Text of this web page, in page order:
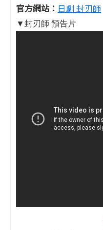
官方網站： 日劇 封刃師
▼封刃師 預告片